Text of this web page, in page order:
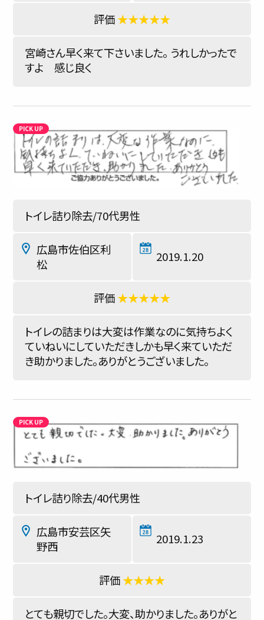
★★★★★
宮崎さん早く来て下さいました。 うれしかったで
すよ 感じ良く
トイレ詰り除去/70代男性
広島市佐伯区利
松
2019.1.20
★★★★★
トイレの詰まりは大変は作業なのに気持ちよく
ていねいにしていただきしかも早く来ていただ
き助かりました。ありがとうございました。
トイレ詰り除去/40代男性
広島市安芸区矢
野西
2019.1.23
★★★★
とても親切でした。大変、助かりました。ありがと